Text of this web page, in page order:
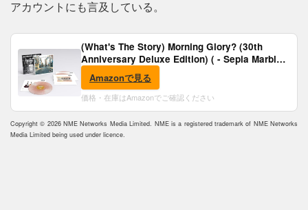
アカウントにも言及している。
(What's The Story) Morning Glory? (30th
Anniversary Deluxe Edition) ( - Sepia Marble
Vinyl) [Analog]
Amazonで見る
価格・在庫はAmazonでご確認ください
Copyright © 2026 NME Networks Media Limited. NME is a registered trademark of NME Networks
Media Limited being used under licence.